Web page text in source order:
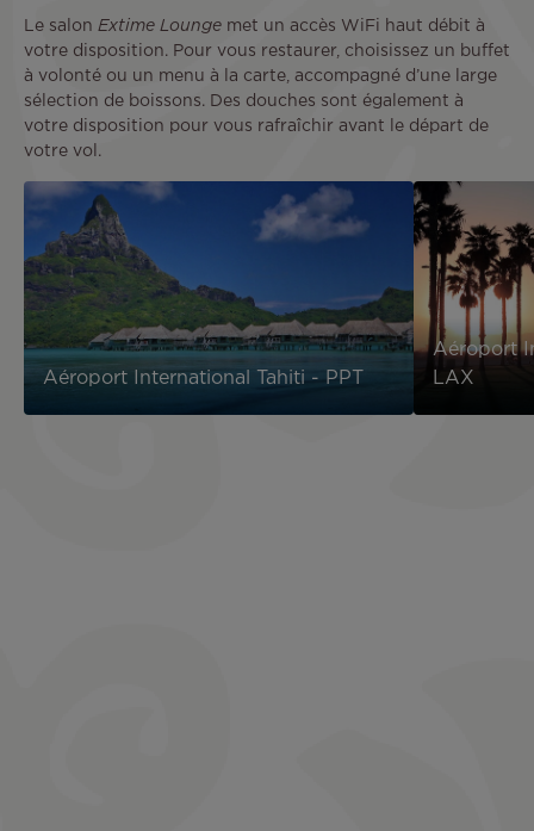
Le salon Extime Lounge met un accès WiFi haut débit à
votre disposition. Pour vous restaurer, choisissez un buffet
à volonté ou un menu à la carte, accompagné d’une large
sélection de boissons. Des douches sont également à
votre disposition pour vous rafraîchir avant le départ de
votre vol.
Aéroport International Tahiti - PPT
Aéroport
LAX